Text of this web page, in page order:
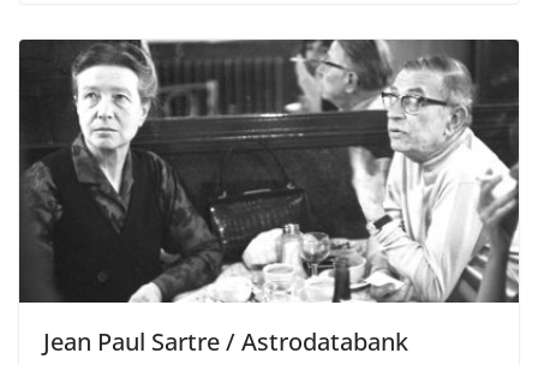
Jean Paul Sartre / Astrodatabank